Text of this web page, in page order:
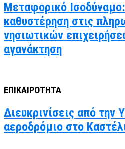
Μεταφορικό
καθυστέρηση στις
νησιωτικών
αγανάκτηση
ΕΠΙΚΑΙΡΟΤΗΤΑ
Διευκρινίσεις από την
αεροδρόμιο στο